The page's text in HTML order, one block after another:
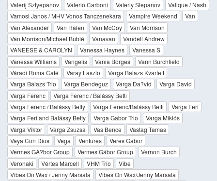
Valerij Sztyepanov
Valerio Carboni Valeriy Stepanov
Valique / Nash
Vamosi Janos / MHV Vonos Tanczenekara
Vampire Weekend
Van
Van Alexander
Van Halen Van McCoy
Van Morrison
Van Morrison/Michael Bublé
Vanavan
Vandell Andrew
VANEESE & CAROLYN
Vanessa Haynes
Vanessa S
Vanessa Williams
Vangelis Vania Borges
Vann Burchfield
Váradi Roma Café
Varay Laszlo
Varga Balazs Kvartett
Varga Balazs Trio
Varga Bendeguz Varga Da?vid
Varga David
Varga Ferenc
Varga Ferenc / Balássy Betti
Varga Ferenc / Balássy Betty
Varga Ferenc/Balássy Betti
Varga Feri
Varga Feri and Balássy Betty
Varga Gabor Trio
Varga Miklós
Varga Viktor
Varga Zsuzsa Vas Bence
Vastag Tamas
Vaya Con Dios
Vega Ventures
Veres Gabor
Vermes GA?bor Group
Vermes Gábor Group
Vernon Burch
Veronaki
Vértes Marcell VHM Trio
Vibe
Vibes On Wax / Jenny Marsala
Vibes On Wax/Jenny Marsala